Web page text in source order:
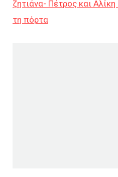
ζητιάνα- Πέτρος και
τη πόρτα